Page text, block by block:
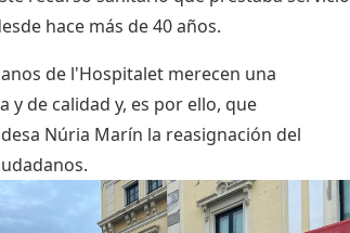
hace más de 40 años.
de l'Hospitalet merecen una
y de calidad y, es por ello, que
Núria Marín la reasignación del